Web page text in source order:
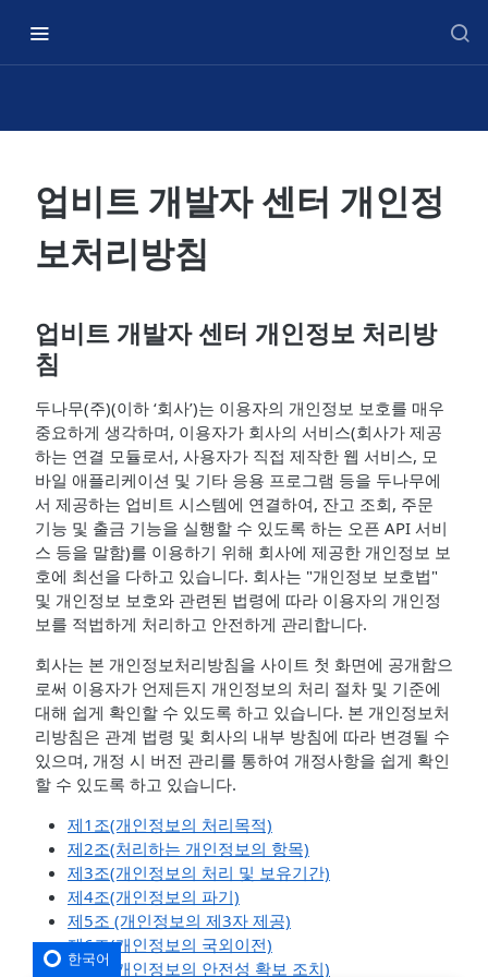
업비트 개발자 센터 개인정
보처리방침
업비트 개발자 센터 개인정보 처리방
침
두나무(주)(이하 ‘회사’)는 이용자의 개인정보 보호를 매우
중요하게 생각하며, 이용자가 회사의 서비스(회사가 제공
하는 연결 모듈로서, 사용자가 직접 제작한 웹 서비스, 모
바일 애플리케이션 및 기타 응용 프로그램 등을 두나무에
서 제공하는 업비트 시스템에 연결하여, 잔고 조회, 주문
기능 및 출금 기능을 실행할 수 있도록 하는 오픈 API 서비
스 등을 말함)를 이용하기 위해 회사에 제공한 개인정보 보
호에 최선을 다하고 있습니다. 회사는 "개인정보 보호법"
및 개인정보 보호와 관련된 법령에 따라 이용자의 개인정
보를 적법하게 처리하고 안전하게 관리합니다.
회사는 본 개인정보처리방침을 사이트 첫 화면에 공개함으
로써 이용자가 언제든지 개인정보의 처리 절차 및 기준에
대해 쉽게 확인할 수 있도록 하고 있습니다. 본 개인정보처
리방침은 관계 법령 및 회사의 내부 방침에 따라 변경될 수
있으며, 개정 시 버전 관리를 통하여 개정사항을 쉽게 확인
할 수 있도록 하고 있습니다.
제1조(개인정보의 처리목적)
제2조(처리하는 개인정보의 항목)
제3조(개인정보의 처리 및 보유기간)
제4조(개인정보의 파기)
제5조 (개인정보의 제3자 제공)
제6조(개인정보의 국외이전)
제7조(개인정보의 안전성 확보 조치)
한국어